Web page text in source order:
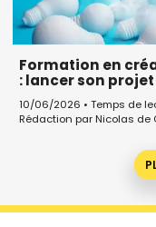
Formation en
: lancer son
10/06/2026 • Temps de
Rédaction par Nicolas de